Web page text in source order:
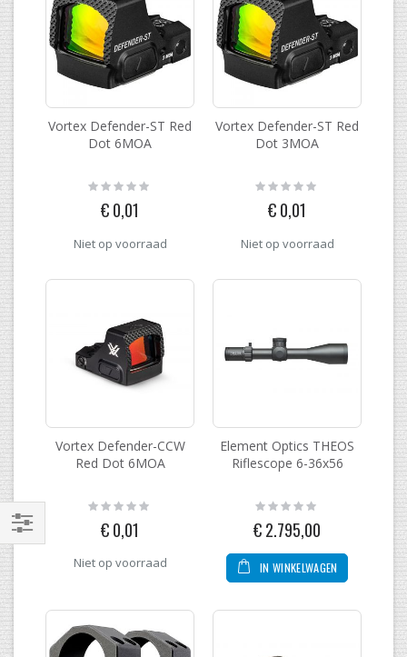
Vortex Defender-ST Red
Dot 6MOA
Rating:
0%
€ 0,01
Niet op voorraad
Vortex Defender-ST Red
Dot 3MOA
Rating:
0%
€ 0,01
Niet op voorraad
Vortex Defender-CCW
Red Dot 6MOA
Rating:
0%
€ 0,01
Niet op voorraad
Element Optics THEOS
Riflescope 6-36x56
Rating:
0%
€ 2.795,00
IN WINKELWAGEN
Filteren